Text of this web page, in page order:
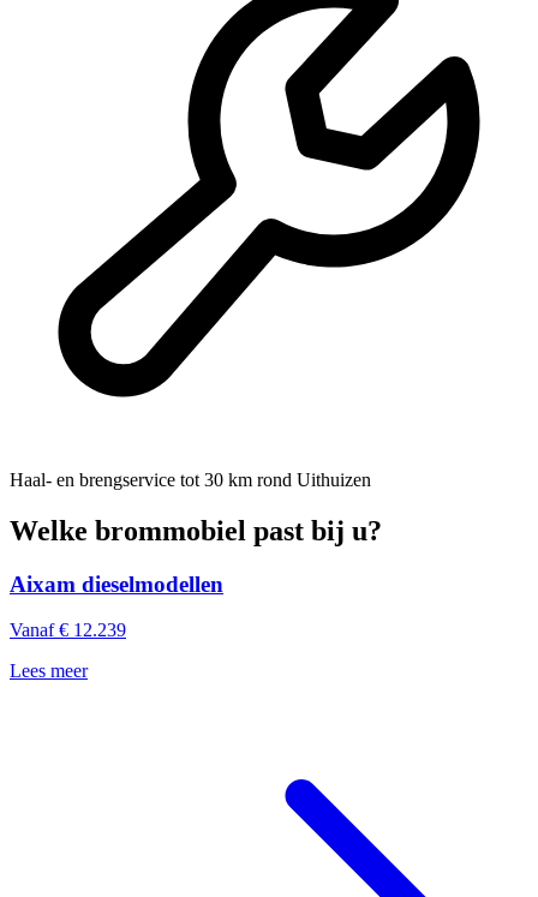
Haal- en brengservice tot 30 km rond Uithuizen
Welke brommobiel past bij u?
Aixam dieselmodellen
Vanaf € 12.239
Lees meer